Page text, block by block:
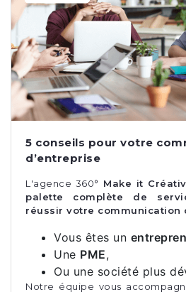
5 conseils pour votre
d’entreprise
L'agence 360° Make it
palette complète de
réussir votre communication
Vous êtes un
Une PME,
Ou une société plus
Notre équipe vous